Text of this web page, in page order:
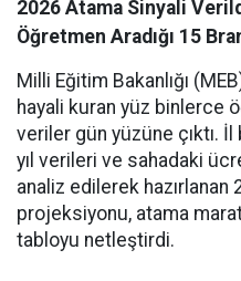
2026 Atama Sinyali
Öğretmen Aradığı 15
Milli Eğitim Bakanlığı
hayali kuran yüz binlerce
veriler gün yüzüne çıktı. İl
yıl verileri ve sahadaki
analiz edilerek hazırlanan
projeksiyonu, atama
tabloyu netleştirdi.